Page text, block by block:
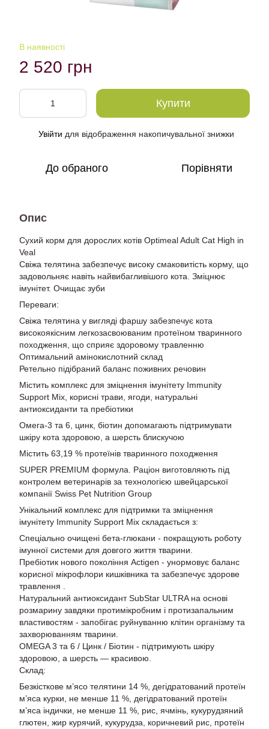
В наявності
2 520 грн
Купити
Увійти для відображення накопичувальної знижки
До обраного Порівняти
Опис
Сухий корм для дорослих котів Optimeal Adult Cat High in
Veal
Свіжа телятина забезпечує високу смаковитість корму, що
задовольняє навіть найвибагливішого кота. Зміцнює
імунітет. Очищає зуби
Переваги:
Свіжа телятина у вигляді фаршу забезпечує кота
високоякісним легкозасвоюваним протеїном тваринного
походження, що сприяє здоровому травленню
Оптимальний амінокислотний склад
Ретельно підібраний баланс поживних речовин
Містить комплекс для зміцнення імунітету Immunity
Support Mix, корисні трави, ягоди, натуральні
антиоксиданти та пребіотики
Омега-3 та 6, цинк, біотин допомагають підтримувати
шкіру кота здоровою, а шерсть блискучою
Містить 63,19 % протеїнів тваринного походження
SUPER PREMIUM формула. Раціон виготовляють під
контролем ветеринарів за технологією швейцарської
компанії Swiss Pet Nutrition Group
Унікальний комплекс для підтримки та зміцнення
імунітету Immunity Support Mix складається з:
Спеціально очищені бета-глюкани - покращують роботу
імунної системи для довгого життя тварини.
Пребіотик нового покоління Actigen - унормовує баланс
корисної мікрофлори кишківника та забезпечує здорове
травлення .
Натуральний антиоксидант SubStar ULTRA на основі
розмарину завдяки протимікробним і протизапальним
властивостям - запобігає руйнуванню клітин організму та
захворюванням тварини.
OMEGA 3 та 6 / Цинк / Біотин - підтримують шкіру
здоровою, а шерсть — красивою.
Склад:
Безкісткове м’ясо телятини 14 %, дегідратований протеїн
м’яса курки, не менше 11 %, дегідратований протеїн
м’яса індички, не менше 11 %, рис, ячмінь, кукурудзяний
глютен, жир курячий, кукурудза, коричневий рис, протеїн